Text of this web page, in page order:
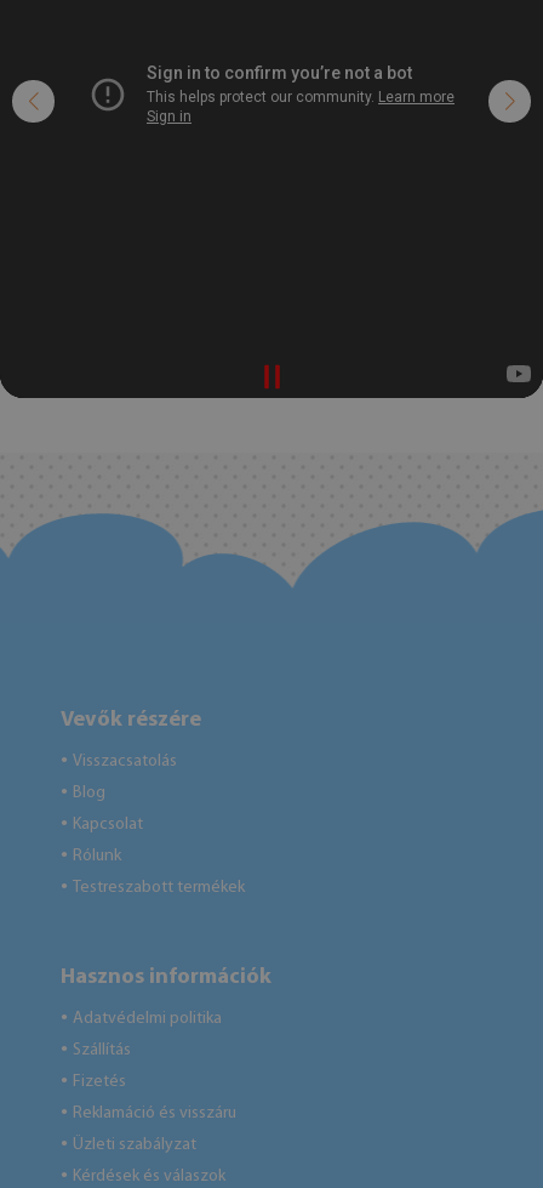
Vevők részére
● Visszacsatolás
● Blog
● Kapcsolat
● Rólunk
● Testreszabott termékek
Hasznos információk
● Adatvédelmi politika
● Szállítás
● Fizetés
● Reklamáció és visszáru
● Üzleti szabályzat
● Kérdések és válaszok